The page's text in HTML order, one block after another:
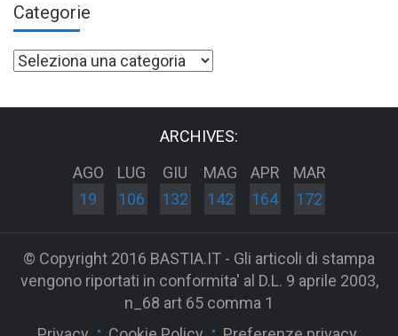
Categorie
Categorie
ARCHIVES:
AGO
19
LUG
106
GIU
132
MAG
142
APR
164
MAR
172
© Copyright 2016 BASTIA.IT - Gli articoli di stampa
vengono riportati in conformita' al D.L. 9 aprile 2003,
n_68 art 65 comma 1